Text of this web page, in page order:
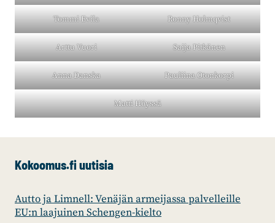
Tommi Evila Ronny Holmqvist
Arttu Vuori Saija Pitkänen
Anna Danska Pauliina Otonkorpi
Matti Höyssä
Kokoomus.fi uutisia
Autto ja Limnell: Venäjän armeijassa palvelleille
EU:n laajuinen Schengen-kielto